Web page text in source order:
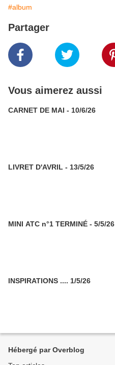
#album
Partager
Vous aimerez aussi
CARNET DE MAI - 10/6/26
LIVRET D'AVRIL - 13/5/26
MINI ATC n°1 TERMINÉ - 5/5/26
INSPIRATIONS .... 1/5/26
Hébergé par Overblog